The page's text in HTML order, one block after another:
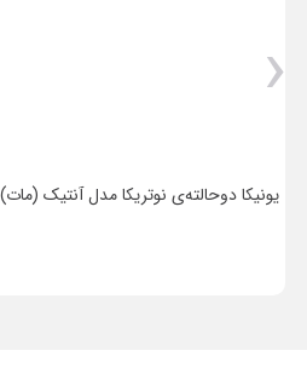
یونیکا دو‌حالته‌ی نوتریکا مدل آنتیک (مات)
‹